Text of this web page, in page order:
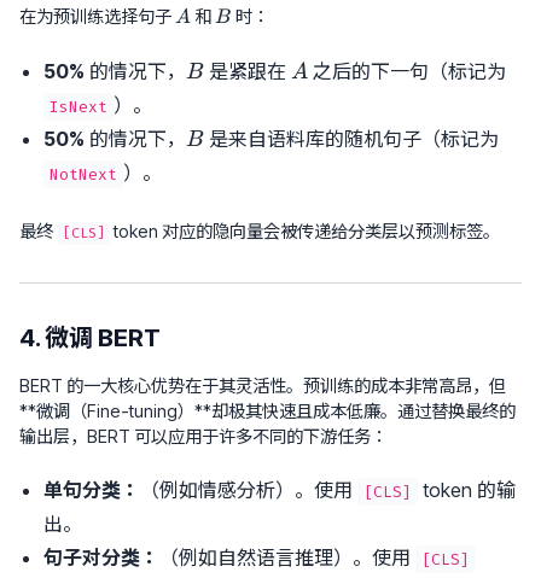
在为预训练选择句子 A
A 和 B
B 时：
50% 的情况下， B
B是紧跟在 A
A之后的下一句（标记为
IsNext ）。
50% 的情况下， B
B是来自语料库的随机句子（标记为
NotNext ）。
最终 [CLS] token 对应的隐向量会被传递给分类层以预测标签。
4. 微调 BERT
BERT 的一大核心优势在于其灵活性。预训练的成本非常高昂，但
**微调（Fine-tuning）**却极其快速且成本低廉。通过替换最终的
输出层，BERT 可以应用于许多不同的下游任务：
单句分类： （例如情感分析）。使用 [CLS]
token 的输
出。
句子对分类：
（例如自然语言推理）。使用 [CLS]